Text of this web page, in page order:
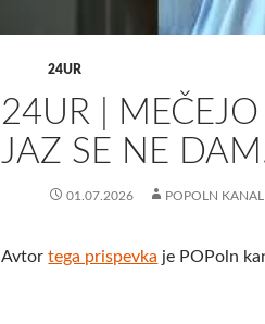
24UR
24UR |
JAZ SE NE
01.07.2026 POPOLN KANAL
Avtortega prispevka je POPoln